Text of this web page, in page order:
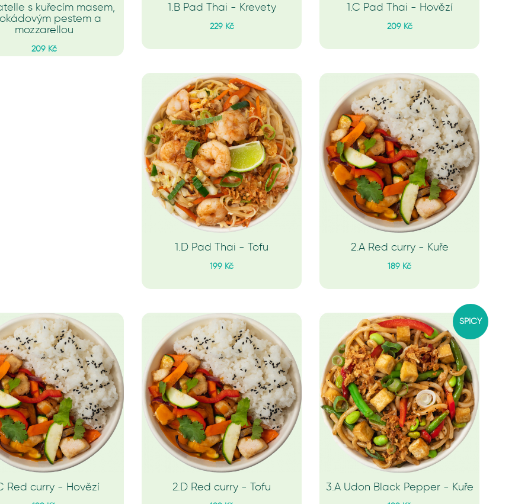
s kuřecím masem,
pestem a
mozzarellou
209 Kč
1.B Pad Thai - Krevety
229 Kč
1.C Pad Thai - Hovězí
209 Kč
1.D Pad Thai - Tofu
199 Kč
2.A Red curry - Kuře
189 Kč
Red curry - Hovězí 2.D Red curry - Tofu
SPICY
3.A Udon Black Pepper - Kuře